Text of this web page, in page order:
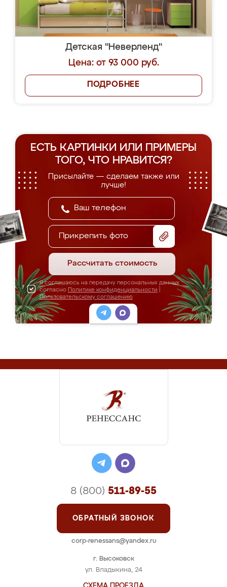
Детская "Неверленд"
Цена: от 93 000 руб.
ПОДРОБНЕЕ
ЕСТЬ КАРТИНКИ ИЛИ ПРИМЕРЫ
ТОГО, ЧТО НРАВИТСЯ?
Присылайте — сделаем также или
лучше!
Прикрепить фото
Рассчитать стоимость
Я соглашаюсь на передачу персональных данных
согласно Политике конфиденциальности
Пользовательскому соглашению
г. Высоковск
ул. Владыкина, 24
8 (800) 511-89-55
ОБРАТНЫЙ ЗВОНОК
corp-renessans@yandex.ru